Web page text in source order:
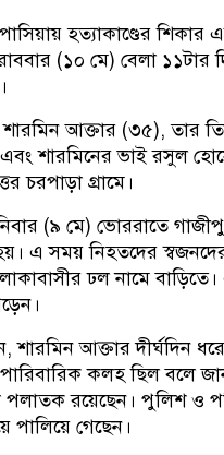
হত্যাকাণ্ডের
(১০ মে) বেলা ১১টার
আক্তার (৩৫), তার
এবং শারমিনের ভাই রসুল
চরপাড়া গ্রামে।
(৯ মে) ভোররাতে
এ সময় নিহতদের
ঢল নামে
শারমিন আক্তার দীর্ঘদিন
কলহ ছিল বলে
রয়েছেন। পুলিশ ও
পালিয়ে গেছেন।